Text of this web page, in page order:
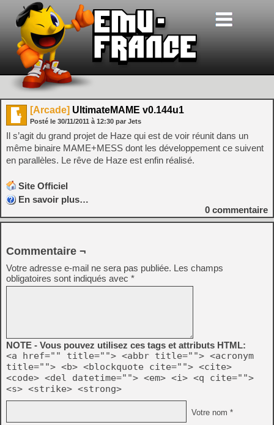
[Arcade] UltimateMAME v0.144u1
Posté le 30/11/2011 à 12:30 par Jets
Il s’agit du grand projet de Haze qui est de voir réunit dans un
même binaire MAME+MESS dont les développement ce suivent
en parallèles. Le rêve de Haze est enfin réalisé.
Site Officiel
En savoir plus…
0 commentaire
Commentaire ¬
Votre adresse e-mail ne sera pas publiée. Les champs
obligatoires sont indiqués avec *
NOTE - Vous pouvez utilisez ces tags et attributs HTML:
<a href="" title=""> <abbr title=""> <acronym
title=""> <b> <blockquote cite=""> <cite>
<code> <del datetime=""> <em> <i> <q cite="">
<s> <strike> <strong>
Votre nom *